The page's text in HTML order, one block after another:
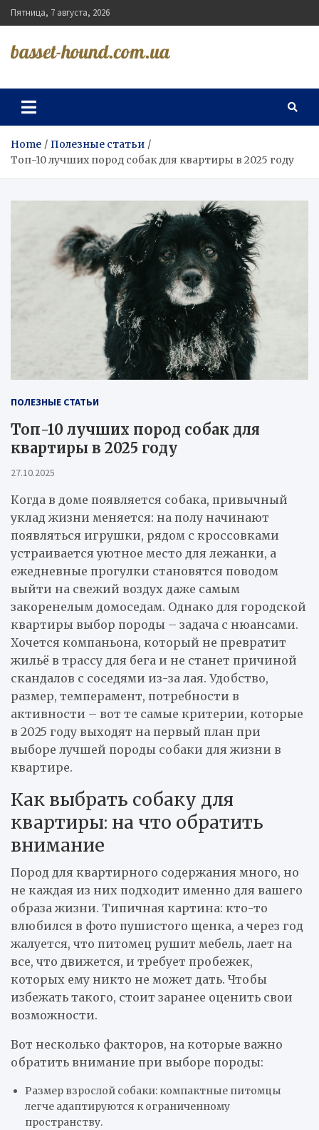
Skip
to
Пятница, 7 августа, 2026
basset-hound.com.ua
Home
Полезные статьи
Топ-10 лучших пород собак для квартиры в 2025 году
ПОЛЕЗНЫЕ СТАТЬИ
Топ-10 лучших пород собак для
квартиры в 2025 году
27.10.2025
Когда в доме появляется собака, привычный
уклад жизни меняется: на полу начинают
появляться игрушки, рядом с кроссовками
устраивается уютное место для лежанки, а
ежедневные прогулки становятся поводом
выйти на свежий воздух даже самым
закоренелым домоседам. Однако для городской
квартиры выбор породы – задача с нюансами.
Хочется компаньона, который не превратит
жильё в трассу для бега и не станет причиной
скандалов с соседями из-за лая. Удобство,
размер, темперамент, потребности в
активности – вот те самые критерии, которые
в 2025 году выходят на первый план при
выборе лучшей породы собаки для жизни в
квартире.
Как выбрать собаку для
квартиры: на что обратить
внимание
Пород для квартирного содержания много, но
не каждая из них подходит именно для вашего
образа жизни. Типичная картина: кто-то
влюбился в фото пушистого щенка, а через год
жалуется, что питомец рушит мебель, лает на
все, что движется, и требует пробежек,
которых ему никто не может дать. Чтобы
избежать такого, стоит заранее оценить свои
возможности.
Вот несколько факторов, на которые важно
обратить внимание при выборе породы:
Размер взрослой собаки: компактные питомцы
легче адаптируются к ограниченному
пространству.